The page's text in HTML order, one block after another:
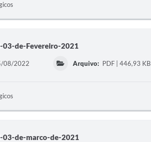
de-Fevereiro-2021
08/2022 Arquivo: PDF | 446,93 KB
de-marco-de-2021